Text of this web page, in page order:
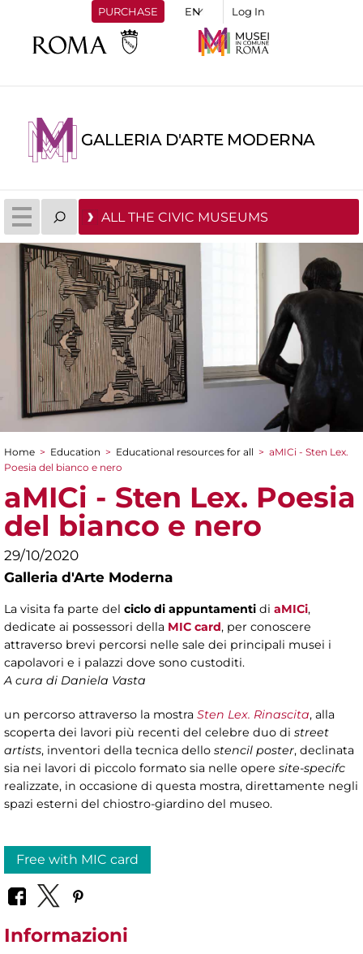
PURCHASE Log In
GALLERIA D'ARTE MODERNA
ALL THE CIVIC MUSEUMS
You are here
Home > Education > Educational resources for all > aMICi - Sten Lex.
Poesia del bianco e nero
aMICi - Sten Lex. Poesia
del bianco e nero
29/10/2020
Galleria d'Arte Moderna
La visita fa parte del ciclo di appuntamenti di aMICi,
dedicate ai possessori della MIC card, per conoscere
attraverso brevi percorsi nelle sale dei principali musei i
capolavori e i palazzi dove sono custoditi.
A cura di Daniela Vasta
un percorso attraverso la mostra Sten Lex. Rinascita, alla
scoperta dei lavori più recenti del celebre duo di street
artists, inventori della tecnica dello stencil poster, declinata
sia nei lavori di piccolo formato sia nelle opere site-specifc
realizzate, in occasione di questa mostra, direttamente negli
spazi esterni del chiostro-giardino del museo.
Free with MIC card
Informazioni